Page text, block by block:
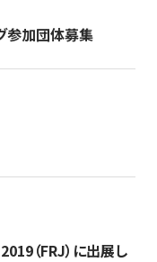
参加団体募集
（FRJ）に出展し